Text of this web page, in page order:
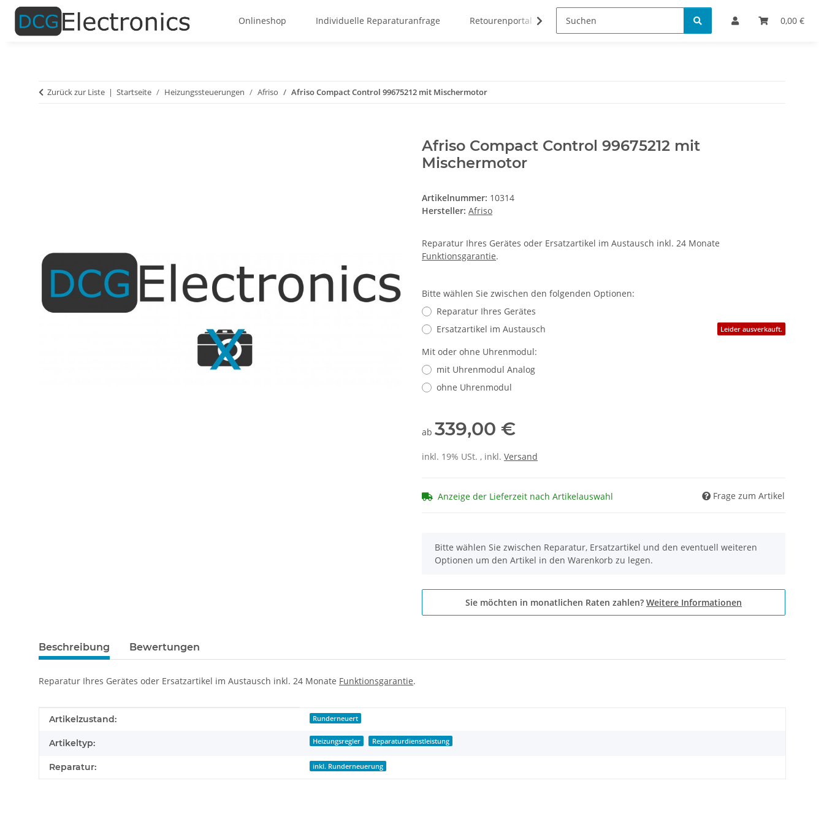
0,00 €
Onlineshop Individuelle Reparaturanfrage Retourenportal Bestellinformationen
Zurück zur Liste Startseite Heizungssteuerungen Afriso Afriso Compact Control 99675212 mit Mischermotor
Afriso Compact Control 99675212 mit
Mischermotor
Artikelnummer: 10314
Hersteller: Afriso
Reparatur Ihres Gerätes oder Ersatzartikel im Austausch inkl. 24 Monate
Funktionsgarantie.
Bitte wählen Sie zwischen den folgenden Optionen:
Reparatur Ihres Gerätes
Ersatzartikel im Austausch
Leider ausverkauft.
Mit oder ohne Uhrenmodul:
mit Uhrenmodul Analog
ohne Uhrenmodul
ab 339,00 €
inkl. 19% USt. , inkl. Versand
Anzeige der Lieferzeit nach Artikelauswahl Frage zum Artikel
x
Bitte wählen Sie zwischen Reparatur, Ersatzartikel und den eventuell weiteren
Optionen um den Artikel in den Warenkorb zu legen.
Sie möchten in monatlichen Raten zahlen? Weitere Informationen
Beschreibung Bewertungen
Reparatur Ihres Gerätes oder Ersatzartikel im Austausch inkl. 24 Monate Funktionsgarantie.
Produkteigenschaft
Wert
Artikelzustand: Runderneuert
Artikeltyp: Heizungsregler Reparaturdienstleistung
Reparatur: inkl. Runderneuerung